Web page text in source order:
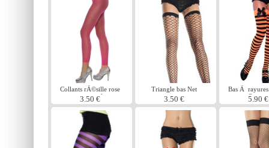
Collants rÃ©sille rose
sans pied
3.50 €
Triangle bas Net
3.50 €
Bas Ã
Orange
5.90 €